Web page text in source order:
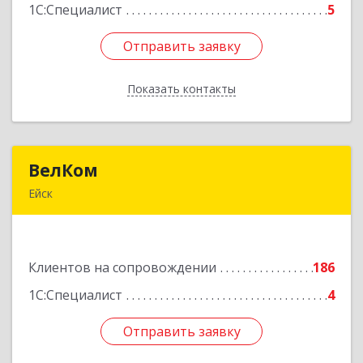
1С:Специалист
5
Отправить заявку
Показать контакты
Отправить заявку
Назад
ВелКом
Ейск
Клиентов на сопровождении
186
1С:Специалист
4
Отправить заявку
Подробнее
Отправить заявку